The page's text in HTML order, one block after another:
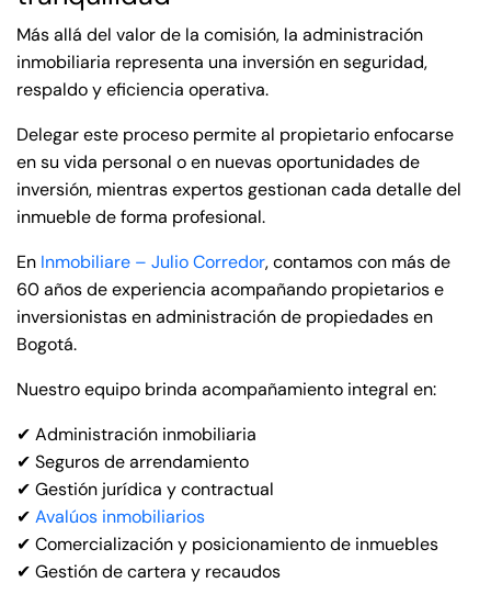
Más allá del valor de la comisión, la administración
inmobiliaria representa una inversión en seguridad,
respaldo y eficiencia operativa.
Delegar este proceso permite al propietario enfocarse
en su vida personal o en nuevas oportunidades de
inversión, mientras expertos gestionan cada detalle del
inmueble de forma profesional.
En Inmobiliare – Julio Corredor, contamos con más de
60 años de experiencia acompañando propietarios e
inversionistas en administración de propiedades en
Bogotá.
Nuestro equipo brinda acompañamiento integral en:
✔ Administración inmobiliaria
✔ Seguros de arrendamiento
✔ Gestión jurídica y contractual
✔ Avalúos inmobiliarios
✔ Comercialización y posicionamiento de inmuebles
✔ Gestión de cartera y recaudos